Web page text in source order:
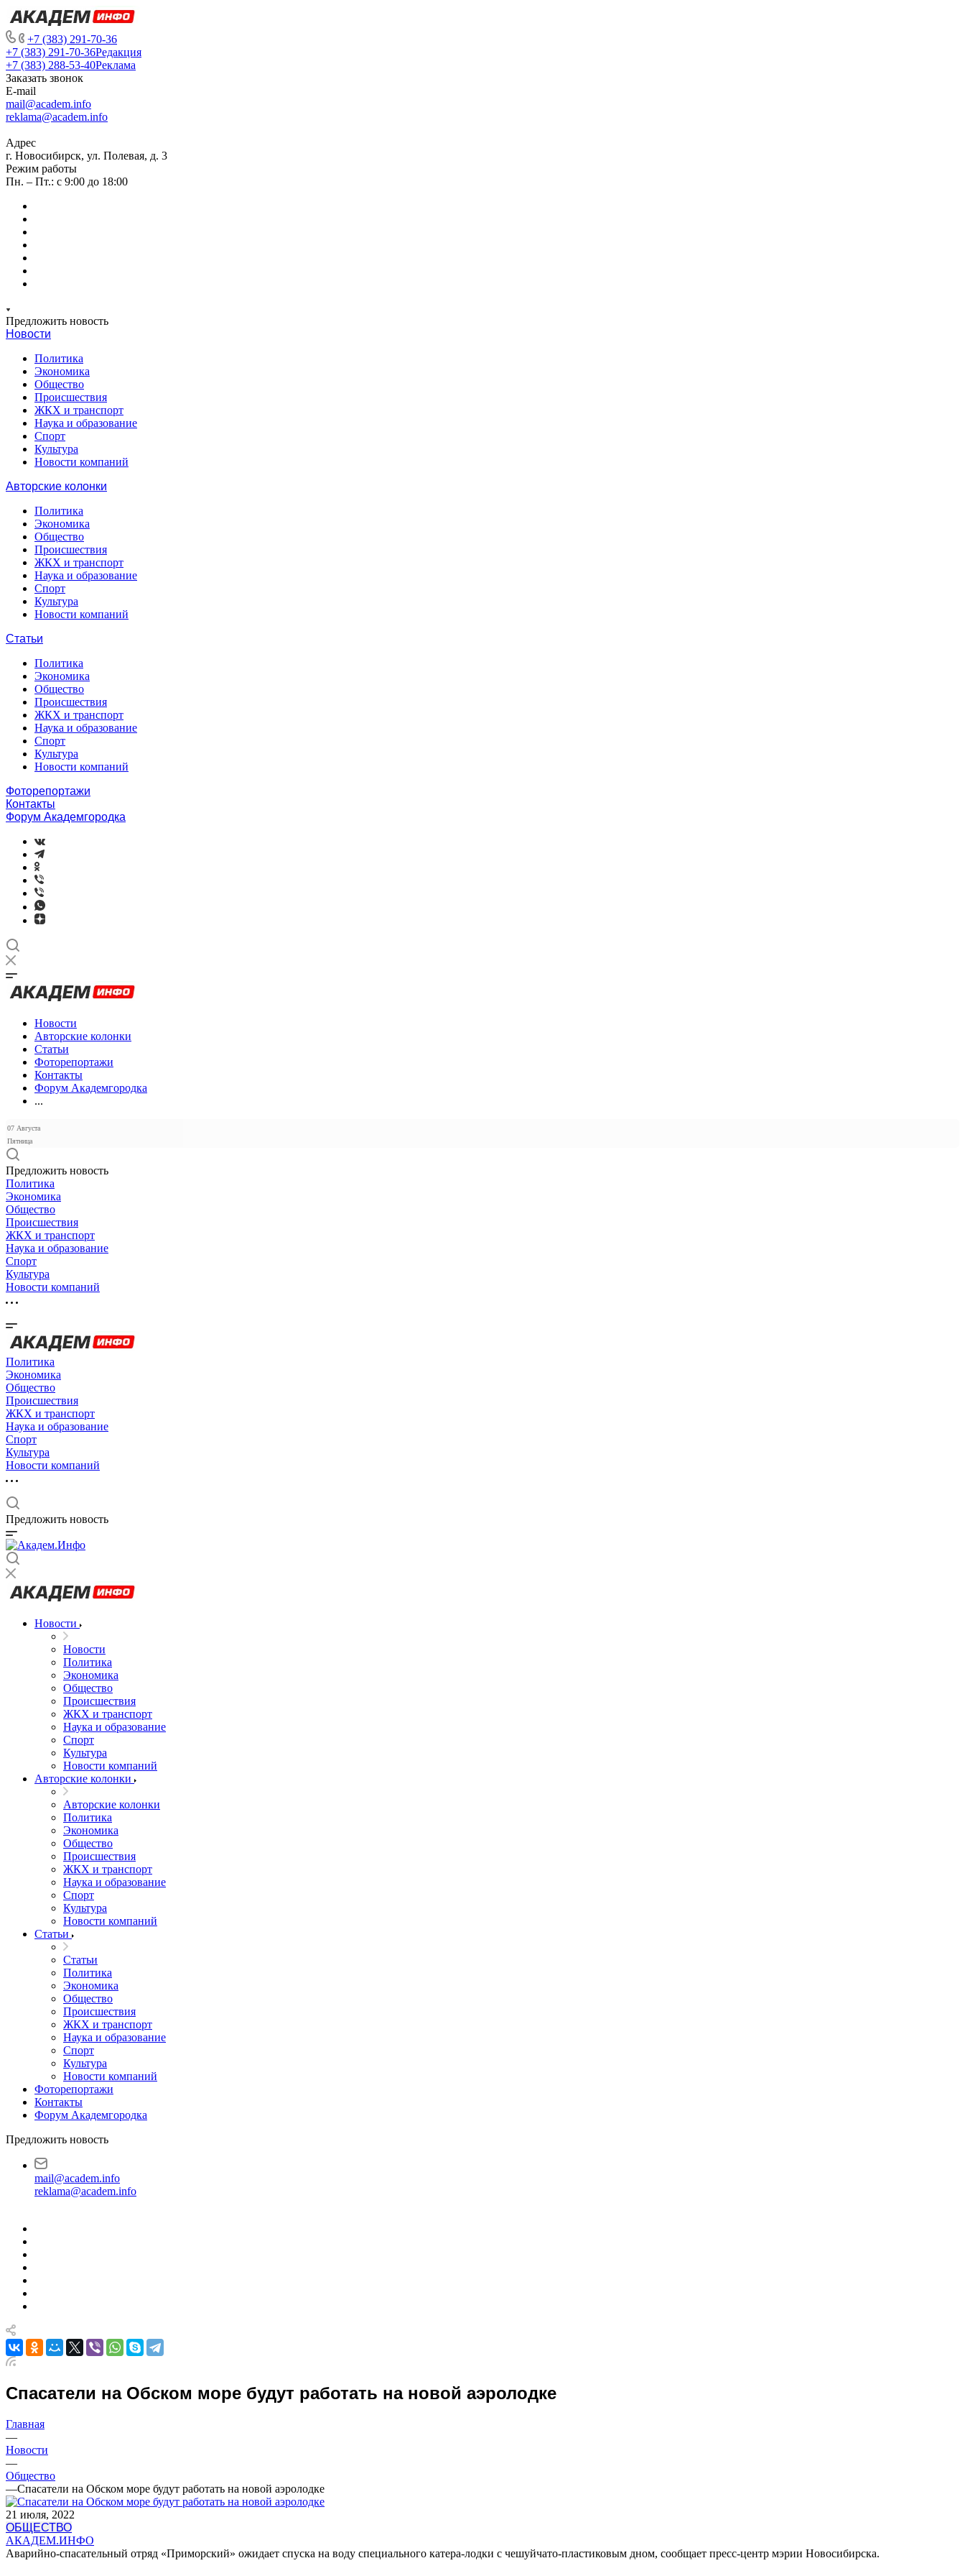
+7 (383) 291-70-36
+7 (383) 291-70-36Редакция
+7 (383) 288-53-40Реклама
Заказать звонок
E-mail
mail@academ.info
reklama@academ.info
Адрес
г. Новосибирск, ул. Полевая, д. 3
Режим работы
Пн. – Пт.: с 9:00 до 18:00
Предложить новость
Новости
Политика
Экономика
Общество
Происшествия
ЖКХ и транспорт
Наука и образование
Спорт
Культура
Новости компаний
Авторские колонки
Политика
Экономика
Общество
Происшествия
ЖКХ и транспорт
Наука и образование
Спорт
Культура
Новости компаний
Статьи
Политика
Экономика
Общество
Происшествия
ЖКХ и транспорт
Наука и образование
Спорт
Культура
Новости компаний
Фоторепортажи
Контакты
Форум Академгородка
Новости
Авторские колонки
Статьи
Фоторепортажи
Контакты
Форум Академгородка
...
07 Августа
Пятница
Предложить новость
Политика
Экономика
Общество
Происшествия
ЖКХ и транспорт
Наука и образование
Спорт
Культура
Новости компаний
Политика
Экономика
Общество
Происшествия
ЖКХ и транспорт
Наука и образование
Спорт
Культура
Новости компаний
Предложить новость
Новости
Новости
Политика
Экономика
Общество
Происшествия
ЖКХ и транспорт
Наука и образование
Спорт
Культура
Новости компаний
Авторские колонки
Авторские колонки
Политика
Экономика
Общество
Происшествия
ЖКХ и транспорт
Наука и образование
Спорт
Культура
Новости компаний
Статьи
Статьи
Политика
Экономика
Общество
Происшествия
ЖКХ и транспорт
Наука и образование
Спорт
Культура
Новости компаний
Фоторепортажи
Контакты
Форум Академгородка
Предложить новость
mail@academ.info
reklama@academ.info
Спасатели на Обском море будут работать на новой аэролодке
Главная
—
Новости
—
Общество
—Спасатели на Обском море будут работать на новой аэролодке
21 июля, 2022
ОБЩЕСТВО
АКАДЕМ.ИНФО
Аварийно-спасательный отряд «Приморский» ожидает спуска на воду специального катера-лодки с чешуйчато-пластиковым дном, сообщает пресс-центр мэрии Новосибирска.